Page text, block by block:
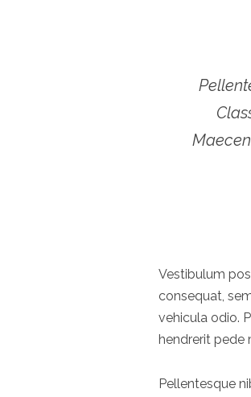
Vestibulum
consequat,
vehicula odio.
hendrerit pede
Pellentesque